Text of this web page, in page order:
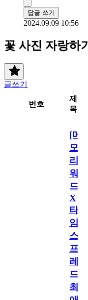
답글 쓰기
2024.09.09 10:56
꽃 사진 자랑하기
글쓰기
번호
제
목
[메
모
리
워
드
X
타
임
스
프
레
드]
최